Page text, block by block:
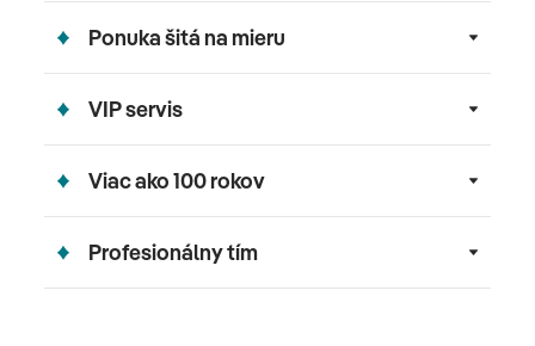
Ponuka šitá na mieru
VIP servis
Viac ako 100 rokov
Profesionálny tím